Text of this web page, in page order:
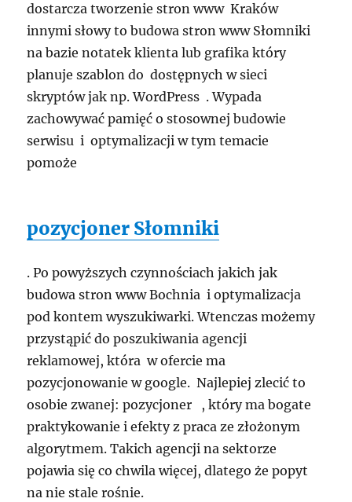
dostarcza tworzenie stron www Kraków
innymi słowy to budowa stron www Słomniki
na bazie notatek klienta lub grafika który
planuje szablon do dostępnych w sieci
skryptów jak np. WordPress . Wypada
zachowywać pamięć o stosownej budowie
serwisu i optymalizacji w tym temacie
pomoże
pozycjoner Słomniki
. Po powyższych czynnościach jakich jak
budowa stron www Bochnia i optymalizacja
pod kontem wyszukiwarki. Wtenczas możemy
przystąpić do poszukiwania agencji
reklamowej, która w ofercie ma
pozycjonowanie w google. Najlepiej zlecić to
osobie zwanej: pozycjoner , który ma bogate
praktykowanie i efekty z praca ze złożonym
algorytmem. Takich agencji na sektorze
pojawia się co chwila więcej, dlatego że popyt
na nie stale rośnie.